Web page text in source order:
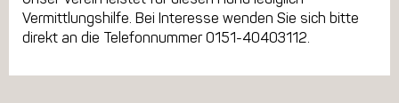
Vermittlungshilfe. Bei Interesse wenden Sie sich bitte
direkt an die Telefonnummer 0151-40403112.